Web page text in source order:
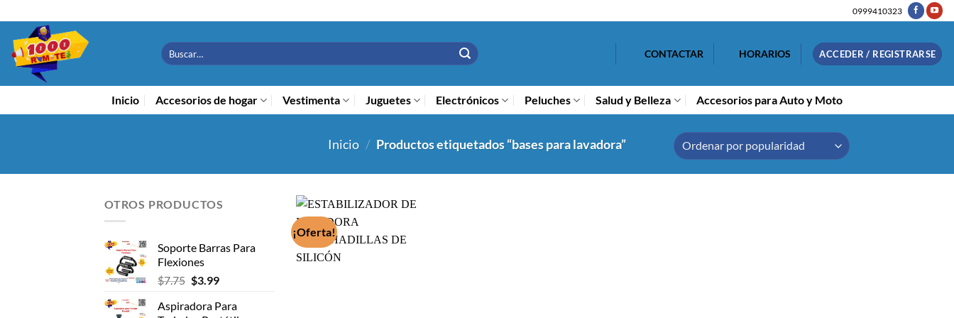
al
contenido
0999410323
Buscar
por:
CONTACTAR HORARIOS ACCEDER / REGISTRARSE
Inicio Accesorios de hogar Vestimenta Juguetes Electrónicos Peluches Salud y Belleza Accesorios para Auto y Moto
Inicio / Productos etiquetados “bases para lavadora”
OTROS PRODUCTOS
Soporte Barras Para
Flexiones
$7.75 El
original
$3.99El
actual
Aspiradora Para
¡Oferta!